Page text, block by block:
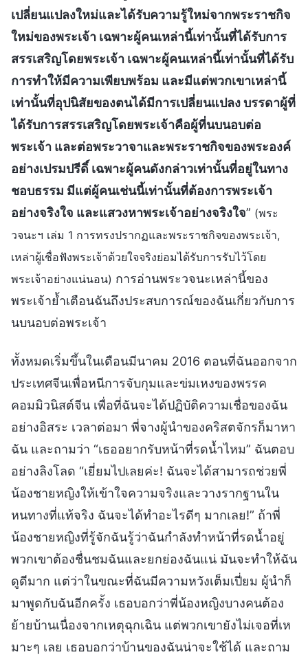
เปลี่ยนแปลงใหม่และได้รับความรู้ใหม่จากพระราชกิจ
ใหม่ของพระเจ้า เฉพาะผู้คนเหล่านี้เท่านั้นที่ได้รับการ
สรรเสริญโดยพระเจ้า เฉพาะผู้คนเหล่านี้เท่านั้นที่ได้รับ
การทำให้มีความเพียบพร้อม และมีแต่พวกเขาเหล่านี้
เท่านั้นที่อุปนิสัยของตนได้มีการเปลี่ยนแปลง บรรดาผู้ที่
ได้รับการสรรเสริญโดยพระเจ้าคือผู้ที่นบนอบต่อ
พระเจ้า และต่อพระวาจาและพระราชกิจของพระองค์
อย่างเปรมปรีดิ์ เฉพาะผู้คนดังกล่าวเท่านั้นที่อยู่ในทาง
ชอบธรรม มีแต่ผู้คนเช่นนี้เท่านั้นที่ต้องการพระเจ้า
อย่างจริงใจ และแสวงหาพระเจ้าอย่างจริงใจ” (พระ
วจนะฯ เล่ม 1 การทรงปรากฏและพระราชกิจของพระเจ้า,
เหล่าผู้เชื่อฟังพระเจ้าด้วยใจจริงย่อมได้รับการรับไว้โดย
พระเจ้าอย่างแน่นอน) การอ่านพระวจนะเหล่านี้ของ
พระเจ้าย้ำเตือนฉันถึงประสบการณ์ของฉันเกี่ยวกับการ
นบนอบต่อพระเจ้า
ทั้งหมดเริ่มขึ้นในเดือนมีนาคม 2016 ตอนที่ฉันออกจาก
ประเทศจีนเพื่อหนีการจับกุมและข่มเหงของพรรค
คอมมิวนิสต์จีน เพื่อที่ฉันจะได้ปฏิบัติความเชื่อของฉัน
อย่างอิสระ เวลาต่อมา พี่จางผู้นำของคริสตจักรก็มาหา
ฉัน และถามว่า “เธออยากรับหน้าที่รดน้ำไหม” ฉันตอบ
อย่างลิงโลด “เยี่ยมไปเลยค่ะ! ฉันจะได้สามารถช่วยพี่
น้องชายหญิงให้เข้าใจความจริงและวางรากฐานใน
หนทางที่แท้จริง ฉันจะได้ทำอะไรดีๆ มากเลย!” ถ้าพี่
น้องชายหญิงที่รู้จักฉันรู้ว่าฉันกำลังทำหน้าที่รดน้ำอยู่
พวกเขาต้องชื่นชมฉันและยกย่องฉันแน่ มันจะทำให้ฉัน
ดูดีมาก แต่ว่าในขณะที่ฉันมีความหวังเต็มเปี่ยม ผู้นำก็
มาพูดกับฉันอีกครั้ง เธอบอกว่าพี่น้องหญิงบางคนต้อง
ย้ายบ้านเนื่องจากเหตุฉุกเฉิน แต่พวกเขายังไม่เจอที่เห
มาะๆ เลย เธอบอกว่าบ้านของฉันน่าจะใช้ได้ และถาม